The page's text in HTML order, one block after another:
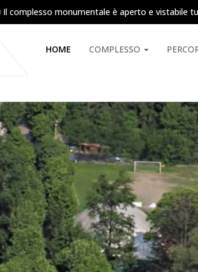
Il complesso monumentale è aperto e vistabile
HOME COMPLESSO